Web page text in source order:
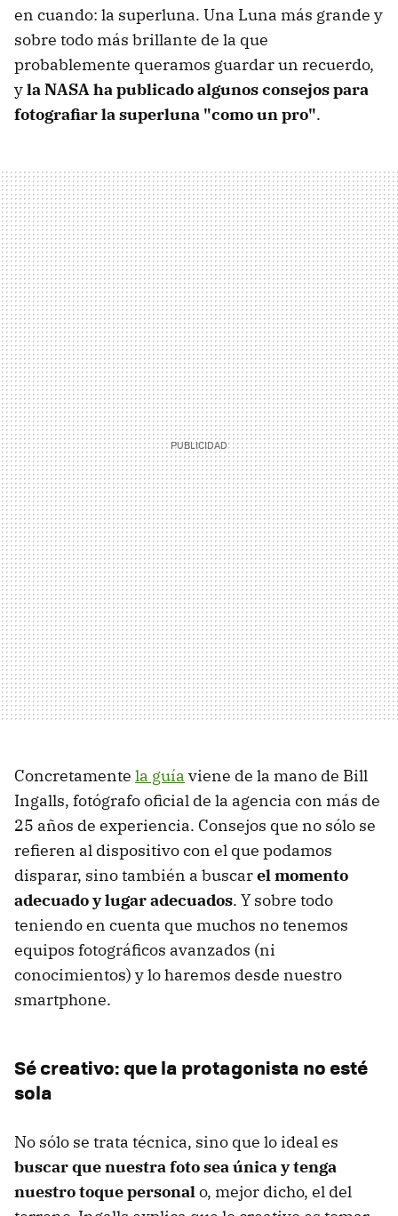
en cuando: la superluna. Una Luna más grande y
sobre todo más brillante de la que
probablemente queramos guardar un recuerdo,
yla NASA ha publicado algunos consejos para
fotografiar la superluna "como un pro".
Concretamente la guía viene de la mano de Bill
Ingalls, fotógrafo oficial de la agencia con más de
25 años de experiencia. Consejos que no sólo se
refieren al dispositivo con el que podamos
disparar, sino también a buscarel momento
adecuado y lugar adecuados. Y sobre todo
teniendo en cuenta que muchos no tenemos
equipos fotográficos avanzados (ni
conocimientos) y lo haremos desde nuestro
smartphone.
Sé creativo: que la protagonista no esté
sola
No sólo se trata técnica, sino que lo ideal es
buscar que nuestra foto sea única y tenga
nuestro toque personalo, mejor dicho, el del